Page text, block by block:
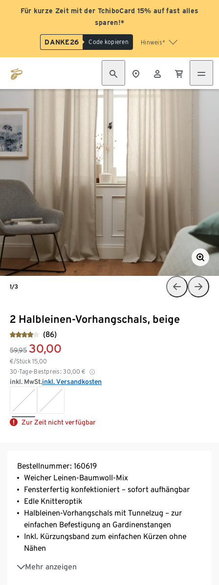
Für kurze Zeit mit der TchiboCard 15% auf fast alles
sparen!*
DANKE26 Code kopieren Hinweis*
2 Halbleinen-Vorhangschals, beige
(86)
59,95 30,00
€/Stück 15,00
30-Tage-Bestpreis: 30,00 €
inkl. MwSt.inkl. Versandkosten
Zur Zeit nicht verfügbar
1/3
Bestellnummer: 160619
Weicher Leinen-Baumwoll-Mix
Fensterfertig konfektioniert – sofort aufhängbar
Edle Knitteroptik
Halbleinen-Vorhangschals mit Tunnelzug – zur
einfachen Befestigung an Gardinenstangen
Inkl. Kürzungsband zum einfachen Kürzen ohne
Nähen
Mehr anzeigen
Mit Bio-Baumwolle